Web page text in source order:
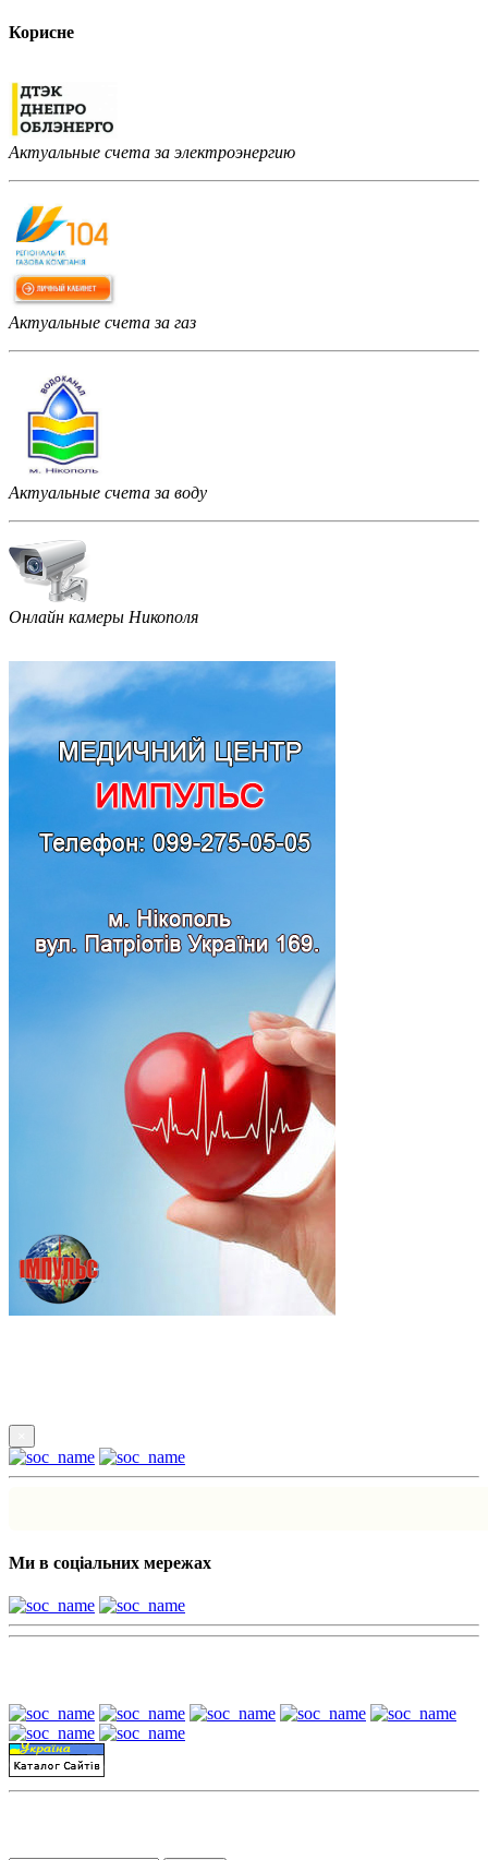
Корисне
Актуальные счета за электроэнергию
Актуальные счета за газ
Актуальные счета за воду
Онлайн камеры Никополя
Ми в соціальних мережах